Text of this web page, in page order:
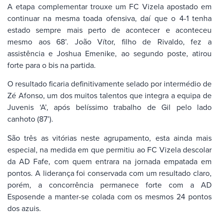
A etapa complementar trouxe um FC Vizela apostado em
continuar na mesma toada ofensiva, daí que o 4-1 tenha
estado sempre mais perto de acontecer e aconteceu
mesmo aos 68’. João Vítor, filho de Rivaldo, fez a
assistência e Joshua Emenike, ao segundo poste, atirou
forte para o bis na partida.
O resultado ficaria definitivamente selado por intermédio de
Zé Afonso, um dos muitos talentos que integra a equipa de
Juvenis ‘A’, após belíssimo trabalho de Gil pelo lado
canhoto (87’).
São três as vitórias neste agrupamento, esta ainda mais
especial, na medida em que permitiu ao FC Vizela descolar
da AD Fafe, com quem entrara na jornada empatada em
pontos. A liderança foi conservada com um resultado claro,
porém, a concorrência permanece forte com a AD
Esposende a manter-se colada com os mesmos 24 pontos
dos azuis.